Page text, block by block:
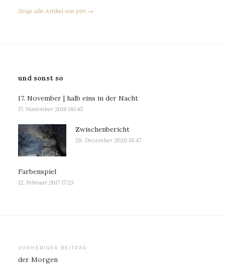
Zeige alle Artikel von piri →
und sonst so
17. November | halb eins in der Nacht
17. November 2018 00:45
Zwischenbericht
28. Dezember 2020 18:47
Farbenspiel
12. Februar 2017 17:23
Beitragsnavigation
VORHERIGER BEITRAG:
der Morgen